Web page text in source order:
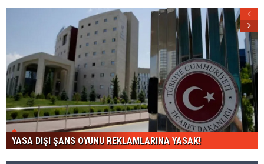
YASA DIŞI ŞANS OYUNU REKLAMLARINA YASAK!